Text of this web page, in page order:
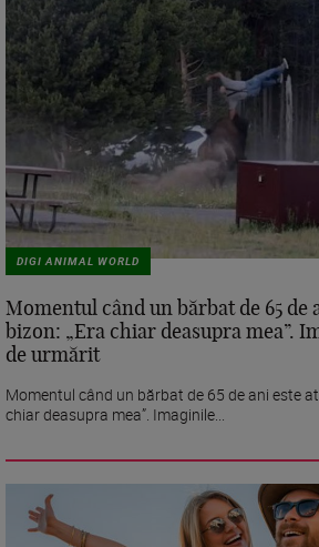
DIGI ANIMAL WORLD
Momentul când un bărbat de 65 de
bizon: „Era chiar deasupra mea”.
de urmărit
Momentul când un bărbat de 65 de ani este
chiar deasupra mea”. Imaginile...